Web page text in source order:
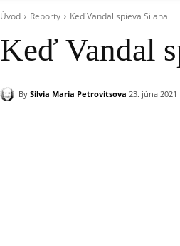
Úvod Reporty Keď Vandal spieva Silana
Keď Vandal
By Silvia Maria Petrovitsova 23. júna 2021